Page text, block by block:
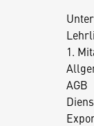
1.
AGB